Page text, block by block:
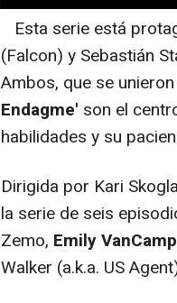
Esta serie está
(Falcon) y Sebastián
Ambos, que se
Endagme' son el
habilidades y su
Dirigida por Kari
la serie de seis
Zemo, Emily VanCamp
Walker (a.k.a. US